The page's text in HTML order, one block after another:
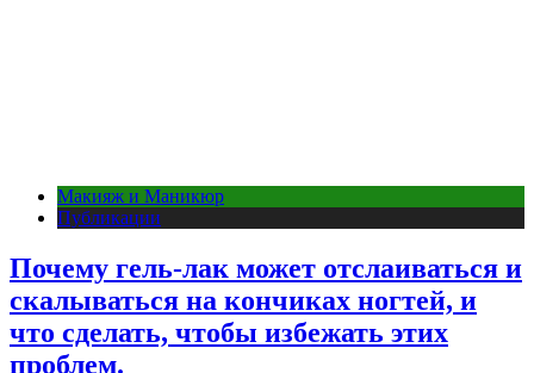
Макияж и Маникюр
Публикации
Почему гель-лак может отслаиваться и
скалываться на кончиках ногтей, и
что сделать, чтобы избежать этих
проблем.